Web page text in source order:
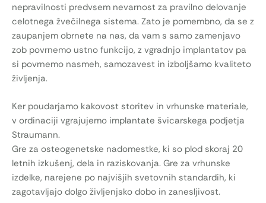
nepravilnosti predvsem nevarnost za pravilno delovanje
celotnega žvečilnega sistema. Zato je pomembno, da se z
zaupanjem obrnete na nas, da vam s samo zamenjavo
zob povrnemo ustno funkcijo, z vgradnjo implantatov pa
si povrnemo nasmeh, samozavest in izboljšamo kvaliteto
življenja.
Ker poudarjamo kakovost storitev in vrhunske materiale,
v ordinaciji vgrajujemo implantate švicarskega podjetja
Straumann.
Gre za osteogenetske nadomestke, ki so plod skoraj 20
letnih izkušenj, dela in raziskovanja. Gre za vrhunske
izdelke, narejene po najvišjih svetovnih standardih, ki
zagotavljajo dolgo življenjsko dobo in zanesljivost.